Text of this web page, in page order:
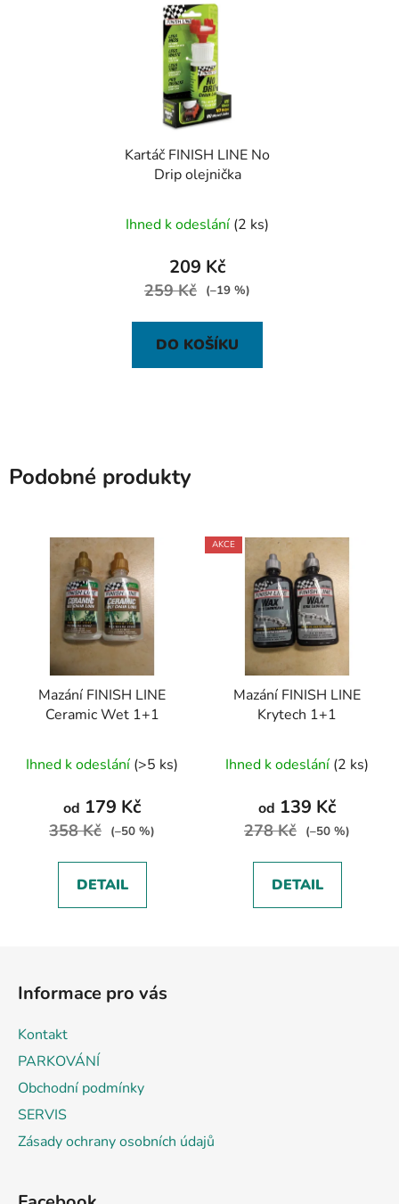
Kartáč FINISH LINE No
Drip olejnička
Ihned k odeslání (2 ks)
209 Kč
259 Kč (–19 %)
DO KOŠÍKU
Podobné produkty
Mazání FINISH LINE
Ceramic Wet 1+1
Ihned k odeslání (>5 ks)
od 179 Kč
358 Kč (–50 %)
DETAIL
AKCE
Mazání FINISH LINE
Krytech 1+1
Ihned k odeslání (2 ks)
od 139 Kč
278 Kč (–50 %)
DETAIL
Informace pro vás
Kontakt
PARKOVÁNÍ
Obchodní podmínky
SERVIS
Zásady ochrany osobních údajů